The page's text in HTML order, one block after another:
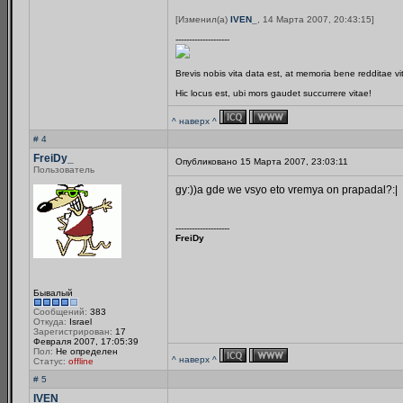
[Изменил(а) IVEN_
, 14 Марта 2007, 20:43:15]
--------------------
Brevis nobis vita data est, at memoria bene redditae
Hic locus est, ubi mors gaudet succurrere vitae!
^ наверх ^
# 4
FreiDy_
Пользователь
Бывалый
Сообщений: 383
Откуда: Israel
Зарегистрирован: 17
Февраля 2007, 17:05:39
Пол: Не определен
Статус: offline
Опубликовано 15 Марта 2007, 23:03:11
gy:))a gde we vsyo eto vremya on prapadal?:|
--------------------
FreiDy
^ наверх ^
# 5
IVEN_